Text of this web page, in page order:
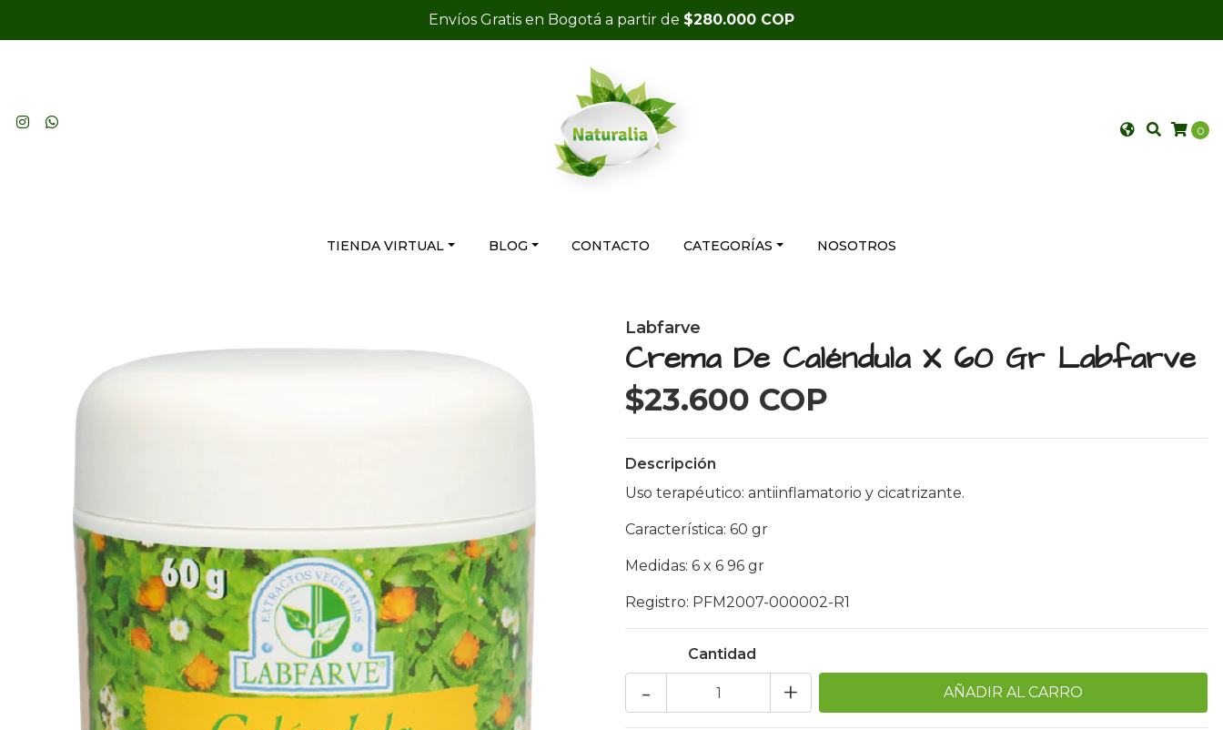
Envíos Gratis en Bogotá a partir de $280.000 COP
0
TIENDA VIRTUAL BLOG CONTACTO CATEGORÍAS NOSOTROS
Labfarve
Crema De Caléndula X 60 Gr Labfarve
$23.600 COP
Descripción
Uso terapéutico: antiinflamatorio y cicatrizante.
Característica: 60 gr
Medidas: 6 x 6 96 gr
Registro: PFM2007-000002-R1
Cantidad
+
-